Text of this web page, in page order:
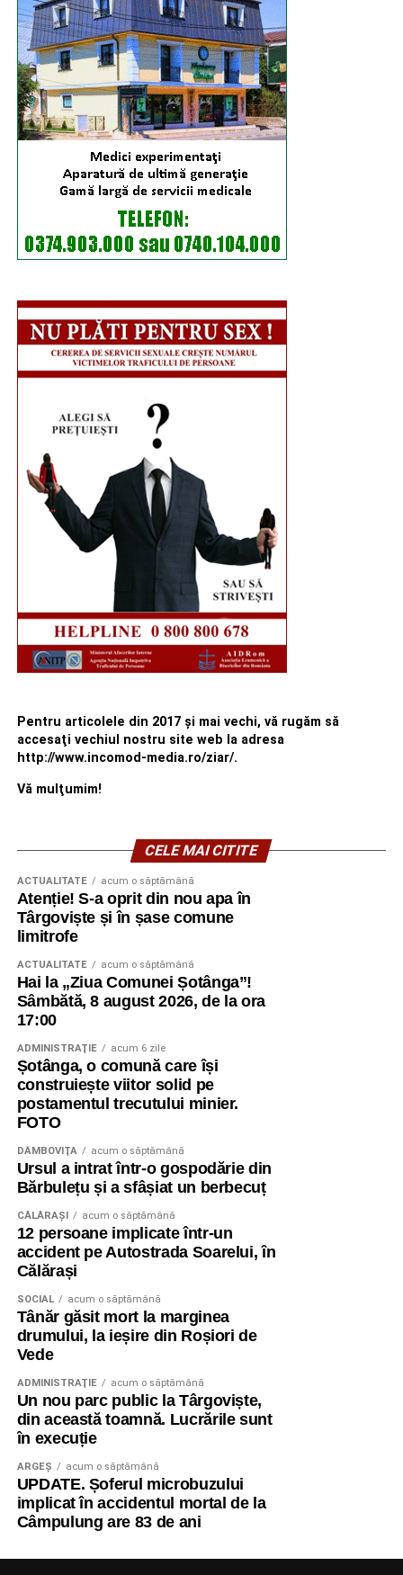
Pentru articolele din 2017 şi mai vechi, vă rugăm să
accesaţi vechiul nostru site web la adresa
http://www.incomod-media.ro/ziar/.
Vă mulţumim!
CELE MAI CITITE
ACTUALITATE acum o săptămână
Atenție! S-a oprit din nou apa în
Târgoviște și în șase comune
limitrofe
ACTUALITATE acum o săptămână
Hai la „Ziua Comunei Șotânga”!
Sâmbătă, 8 august 2026, de la ora
17:00
ADMINISTRAŢIE acum 6 zile
Șotânga, o comună care își
construiește viitor solid pe
postamentul trecutului minier.
FOTO
DÂMBOVIŢA acum o săptămână
Ursul a intrat într-o gospodărie din
Bărbulețu și a sfâșiat un berbecuț
CĂLĂRAŞI acum o săptămână
12 persoane implicate într-un
accident pe Autostrada Soarelui, în
Călărași
SOCIAL acum o săptămână
Tânăr găsit mort la marginea
drumului, la ieșire din Roșiori de
Vede
ADMINISTRAŢIE acum o săptămână
Un nou parc public la Târgoviște,
din această toamnă. Lucrările sunt
în execuție
ARGEȘ acum o săptămână
UPDATE. Șoferul microbuzului
implicat în accidentul mortal de la
Câmpulung are 83 de ani